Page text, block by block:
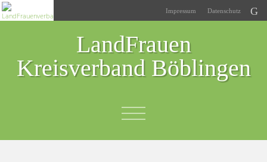
Impressum Datenschutz
LandFrauen
Kreisverband Böblingen